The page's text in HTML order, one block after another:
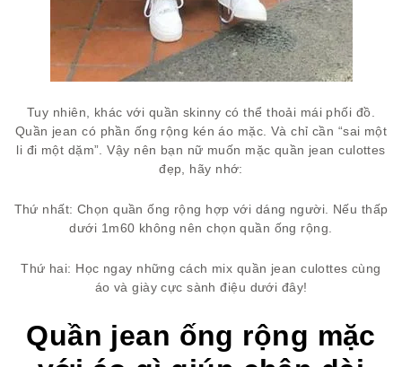
Tuy nhiên, khác với quần skinny có thể thoải mái phối đồ.
Quần jean có phần ống rộng kén áo mặc. Và chỉ cần “sai một
li đi một dặm”. Vậy nên bạn nữ muốn mặc quần jean culottes
đẹp, hãy nhớ:
Thứ nhất: Chọn quần ống rộng hợp với dáng người. Nếu thấp
dưới 1m60 không nên chọn quần ống rộng.
Thứ hai: Học ngay những cách mix quần jean culottes cùng
áo và giày cực sành điệu dưới đây!
Quần jean ống rộng mặc